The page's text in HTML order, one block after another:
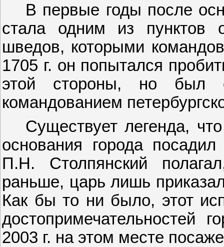
В первые годы после
стала одним из пунктов
шведов, которыми
1705 г. он попытался
этой стороны, но был
командованием
Существует легенда,
основания города
П.Н. Столпянский
раньше, царь лишь
Как бы то ни было, этот
достопримечательностей
2003 г. на этом месте